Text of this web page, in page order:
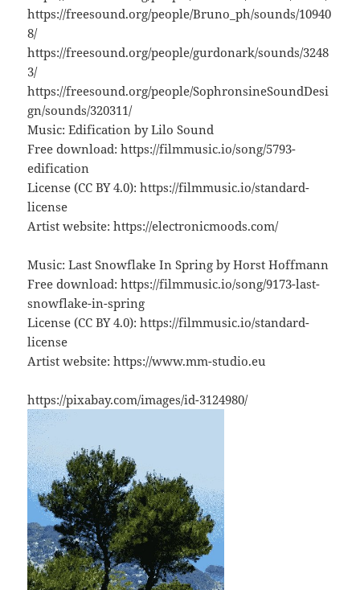
https://freesound.org/people/Bruno_ph/sounds/10940
8/
https://freesound.org/people/gurdonark/sounds/3248
3/
https://freesound.org/people/SophronsineSoundDesi
gn/sounds/320311/
Music: Edification by Lilo Sound
Free download: https://filmmusic.io/song/5793-
edification
License (CC BY 4.0): https://filmmusic.io/standard-
license
Artist website: https://electronicmoods.com/
Music: Last Snowflake In Spring by Horst Hoffmann
Free download: https://filmmusic.io/song/9173-last-
snowflake-in-spring
License (CC BY 4.0): https://filmmusic.io/standard-
license
Artist website: https://www.mm-studio.eu
https://pixabay.com/images/id-3124980/